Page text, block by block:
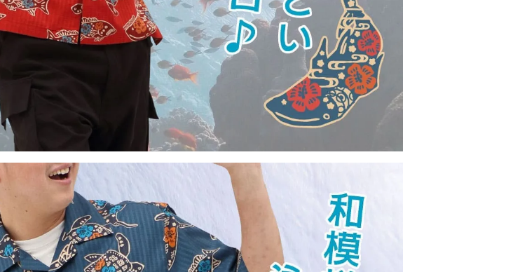
店舗取り寄せ申請
急いでいます。いつ発送されますか？